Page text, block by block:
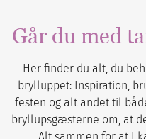
Går du med
Her finder du alt, du
brylluppet: Inspiration,
festen og alt andet til
bryllupsgæsterne om, at